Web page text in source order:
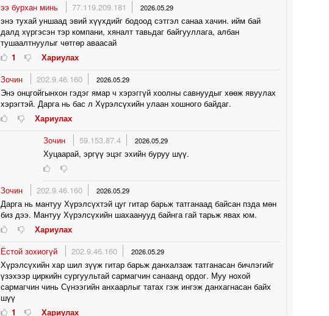
ээ бурхан минь
77.119.209.181 2026.05.29
энэ тухай уншаад эвий хүүхдийг бодоод сэтгэл санаа хачин. ийм бай
далд хүргэсэн тэр компани, хяналт тавьдаг байгууллага, албан
тушаалтнуулыг чөтгөр аваасай
1
Хариулах
Зочин
202.9.46.160 2026.05.29
Энэ онцгойгынхон гэдэг ямар ч хэрэггүй хоолны савнуудыг хөөж явуулах
хэрэгтэй. Дарга нь бас л Хүрэлсүхийн улаан хошного байдаг.
Хариулах
Зочин
59.153.87.4 2026.05.29
Хуцаарай, эргүү эцэг эхийн буруу шүү.
Зочин 202.9.46.160 2026.05.29
Дарга нь мантуу Хүрэлсүхтэй цуг гитар барьж татганаад байсан пзда мөн
биз дээ. Мантуу Хүрэлсүхийн шахаанууд байнга гай тарьж явах юм.
Хариулах
Ёстой зохиогүй
202.9.46.160 2026.05.29
Хүрэлсүхийн хар шил зүүж гитар барьж данхалзаж татганасан бичлэгийг
үзэхээр циркийн сургуультай сармагчин санаанд ордог. Муу нохой
сармагчин чинь Сүнээгийн анхаарлыг татах гэж ингэж данхагнасан байх
шүү
1
Хариулах